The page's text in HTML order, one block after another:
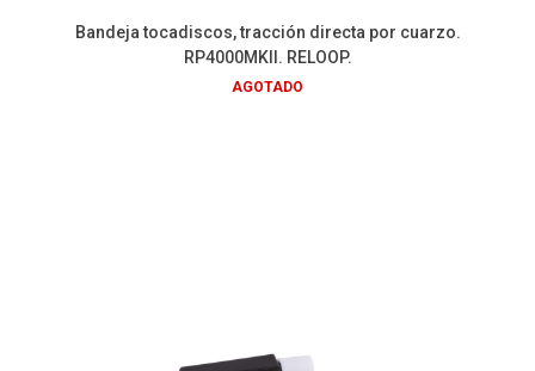
Bandeja tocadiscos, tracción directa por cuarzo.
RP4000MKII. RELOOP.
AGOTADO